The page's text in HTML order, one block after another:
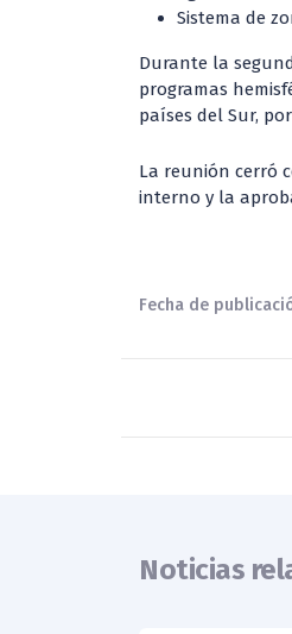
Sistema de
Durante la
programas
países del Sur,
La reunión cerró
interno y la
Fecha de
Noticias